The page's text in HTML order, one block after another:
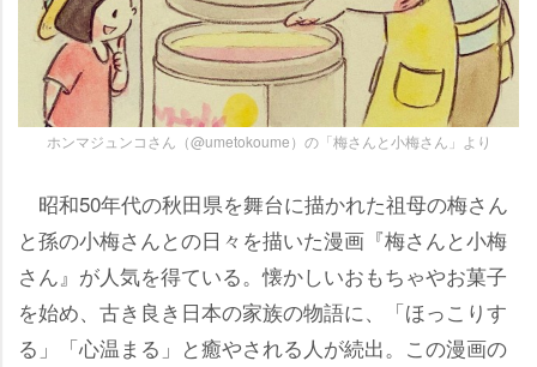
ホンマジュンコさん（@umetokoume）の「梅さんと小梅さん」より
昭和50年代の秋田県を舞台に描かれた祖母の梅さん
と孫の小梅さんとの日々を描いた漫画『梅さんと小梅
さん』が人気を得ている。懐かしいおもちゃやお菓子
を始め、古き良き日本の家族の物語に、「ほっこりす
る」「心温まる」と癒やされる人が続出。この漫画の